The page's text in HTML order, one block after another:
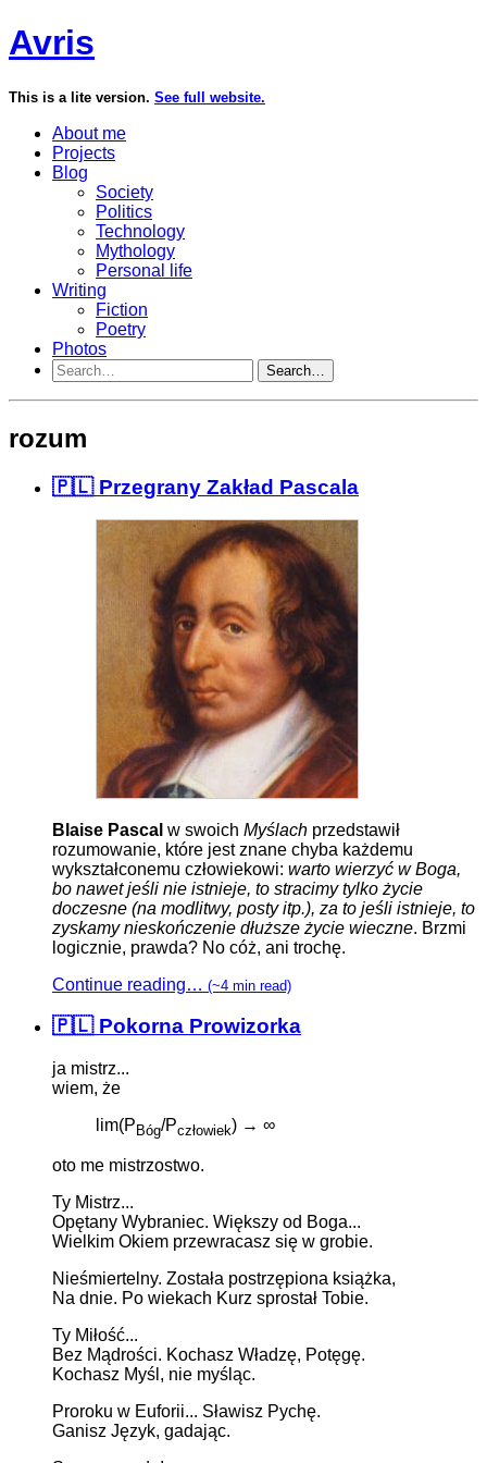
Avris
This is a lite version. See full website.
About me
Projects
Blog
Society
Politics
Technology
Mythology
Personal life
Writing
Fiction
Poetry
Photos
Search…
rozum
🇵🇱 Przegrany Zakład Pascala
Blaise Pascal w swoich Myślach przedstawił
rozumowanie, które jest znane chyba każdemu
wykształconemu człowiekowi: warto wierzyć w Boga,
bo nawet jeśli nie istnieje, to stracimy tylko życie
doczesne (na modlitwy, posty itp.), za to jeśli istnieje, to
zyskamy nieskończenie dłuższe życie wieczne. Brzmi
logicznie, prawda? No cóż, ani trochę.
Continue reading… (~4 min read)
🇵🇱 Pokorna Prowizorka
ja mistrz...
wiem, że
lim(P Bóg/Pczłowiek) → ∞
oto me mistrzostwo.
Ty Mistrz...
Opętany Wybraniec. Większy od Boga...
Wielkim Okiem przewracasz się w grobie.
Nieśmiertelny. Została postrzępiona książka,
Na dnie. Po wiekach Kurz sprostał Tobie.
Ty Miłość...
Bez Mądrości. Kochasz Władzę, Potęgę.
Kochasz Myśl, nie myśląc.
Proroku w Euforii... Sławisz Pychę.
Ganisz Język, gadając.